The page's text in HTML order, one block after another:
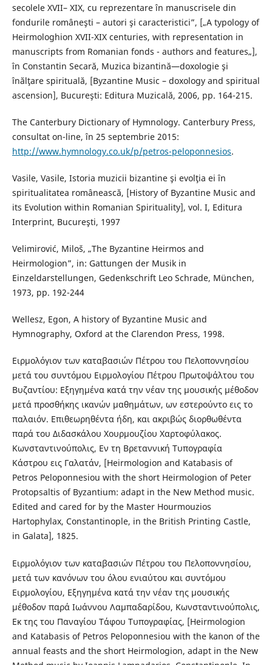
secolele XVII– XIX, cu reprezentare în manuscrisele din
fondurile româneşti – autori şi caracteristici”, [„A typology of
Heirmologhion XVII-XIX centuries, with representation in
manuscripts from Romanian fonds - authors and features„],
în Constantin Secară, Muzica bizantină—doxologie şi
înălţare spirituală, [Byzantine Music – doxology and spiritual
ascension], Bucureşti: Editura Muzicală, 2006, pp. 164-215.
The Canterbury Dictionary of Hymnology. Canterbury Press,
consultat on-line, în 25 septembrie 2015:
http://www.hymnology.co.uk/p/petros-peloponnesios.
Vasile, Vasile, Istoria muzicii bizantine şi evolţia ei în
spiritualitatea românească, [History of Byzantine Music and
its Evolution within Romanian Spirituality], vol. I, Editura
Interprint, Bucureşti, 1997
Velimirović, Miloš, „The Byzantine Heirmos and
Heirmologion”, in: Gattungen der Musik in
Einzeldarstellungen, Gedenkschrift Leo Schrade, München,
1973, pp. 192-244
Wellesz, Egon, A history of Byzantine Music and
Hymnography, Oxford at the Clarendon Press, 1998.
Ειρμολόγιον των καταβασιών Πέτρου του Πελοποννησίου
μετά του συντόμου Ειρμολογίου Πέτρου Πρωτοψάλτου του
Βυζαντίου: Εξηγημένα κατά την νέαν της μουσικής μέθοδον
μετά προσθήκης ικανών μαθημάτων, ων εστερούντο εις το
παλαιόν. Επιθεωρηθέντα ήδη, και ακριβώς διορθωθέντα
παρά του Διδασκάλου Χουρμουζίου Χαρτοφύλακος.
Κωνσταντινούπολις, Εν τη Βρεταννική Τυπογραφία
Κάστρου εις Γαλατάν, [Heirmologion and Katabasis of
Petros Peloponnesiou with the short Heirmologion of Peter
Protopsaltis of Byzantium: adapt in the New Method music.
Edited and cared for by the Master Hourmouzios
Hartophylax, Constantinople, in the British Printing Castle,
in Galata], 1825.
Ειρμολόγιον των καταβασιών Πέτρου του Πελοποννησίου,
μετά των κανόνων του όλου ενιαύτου και συντόμου
Ειρμολογίου, Εξηγημένα κατά την νέαν της μουσικής
μέθοδον παρά Ιωάννου Λαμπαδαρίδου, Κωνσταντινούπολις,
Εκ της του Παναγίου Τάφου Τυπογραφίας, [Heirmologion
and Katabasis of Petros Peloponnesiou with the kanon of the
annual feasts and the short Heirmologion, adapt in the New